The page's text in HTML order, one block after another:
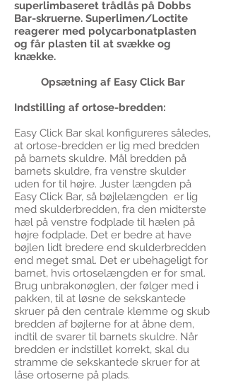
superlimbaseret trådlås på Dobbs
Bar-skruerne. Superlimen/Loctite
reagerer med polycarbonatplasten
og får plasten til at svække og
knække.
Opsætning af Easy Click Bar
Indstilling af ortose-bredden:
Easy Click Bar skal konfigureres således,
at ortose-bredden er lig med bredden
på barnets skuldre. Mål bredden på
barnets skuldre, fra venstre skulder
uden for til højre. Juster længden på
Easy Click Bar, så bøjlelængden er lig
med skulderbredden, fra den midterste
hæl på venstre fodplade til hælen på
højre fodplade. Det er bedre at have
bøjlen lidt bredere end skulderbredden
end meget smal. Det er ubehageligt for
barnet, hvis ortoselængden er for smal.
Brug unbrakonøglen, der følger med i
pakken, til at løsne de sekskantede
skruer på den centrale klemme og skub
bredden af ​​bøjlerne for at åbne dem,
indtil de svarer til barnets skuldre. Når
bredden er indstillet korrekt, skal du
stramme de sekskantede skruer for at
låse ortoserne på plads.